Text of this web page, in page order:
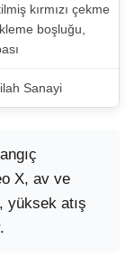
kırmızı çekme
boşluğu,
Sanayi
X, av ve
yüksek atış